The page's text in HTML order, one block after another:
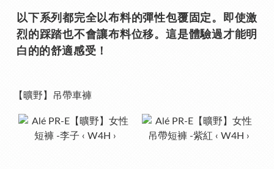
以下系列都完全以布料的彈性包覆固定。即使激
烈的踩踏也不會讓布料位移。這是體驗過才能明
白的的舒適感受！
【曠野】吊帶車褲